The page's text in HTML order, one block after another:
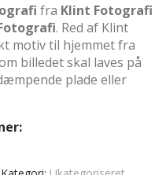
fra Klint Fotografi
. Red af Klint
motiv til hjemmet fra
billedet skal laves på
plade eller